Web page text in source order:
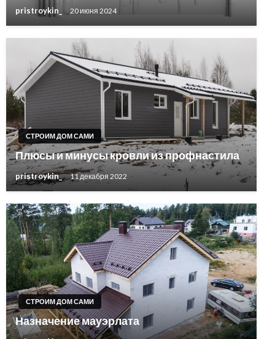
pristroykin_ 20 июня 2024
СТРОИМ ДОМ САМИ
Плюсы и минусы кровли из профнастила
pristroykin_ 11 декабря 2022
СТРОИМ ДОМ САМИ
Назначение мауэрлата